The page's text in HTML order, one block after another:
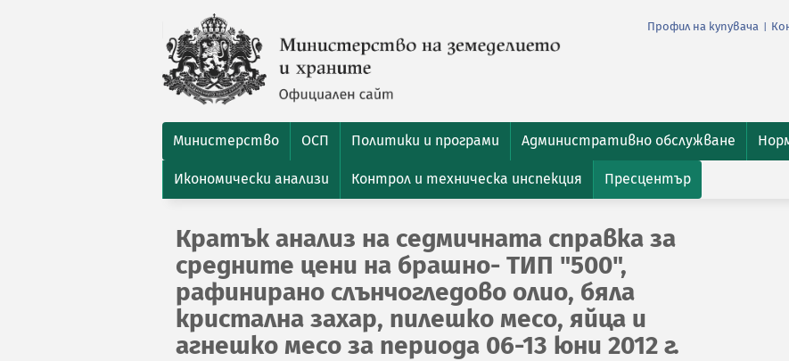
Профил на купувача
Министерство ОСП Политики и програми Административно обслужване
Икономически анализи Контрол и техническа инспекция Пресцентър
Кратък анализ на седмичната справка за
средните цени на брашно- ТИП "500",
рафинирано слънчогледово олио, бяла
кристална захар, пилешко месо, яйца и
агнешко месо за периода 06-13 юни 2012 г.